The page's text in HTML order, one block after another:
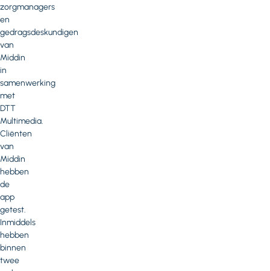
zorgmanagers
en
gedragsdeskundigen
van
Middin
in
samenwerking
met
DTT
Multimedia.
Cliënten
van
Middin
hebben
de
app
getest.
Inmiddels
hebben
binnen
twee